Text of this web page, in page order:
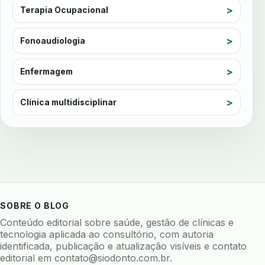
auto checkin autoclave
automacao automacao clinica
automacao odontologica
avaliacao de software odontologico
avaliação nutricional
biofilme linhas agua bioimpedancia
biomarcadores biomateriais biomecanica
Terapia Ocupacional
Fonoaudiologia
Enfermagem
Clínica multidisciplinar
SOBRE O BLOG
Conteúdo editorial sobre saúde, gestão de clínicas e
tecnologia aplicada ao consultório, com autoria
identificada, publicação e atualização visíveis e contato
editorial em contato@siodonto.com.br.